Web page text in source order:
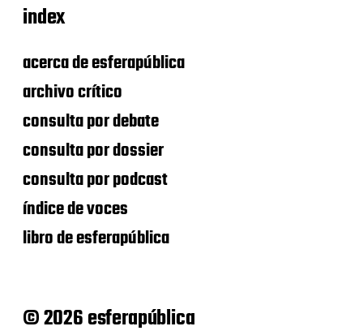
index
acerca de esferapública
archivo crítico
consulta por debate
consulta por dossier
consulta por podcast
índice de voces
libro de esferapública
© 2026 esferapública